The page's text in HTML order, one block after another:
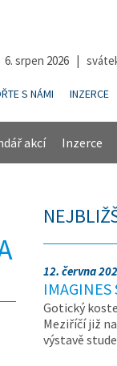
6. srpen 2026 |
S NÁMI INZERCE
akcí Inzerce
12. června
IMAGINES
Gotický
Meziříčí již
výstavě